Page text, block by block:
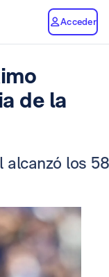
Acceder
de la
alcanzó los 58